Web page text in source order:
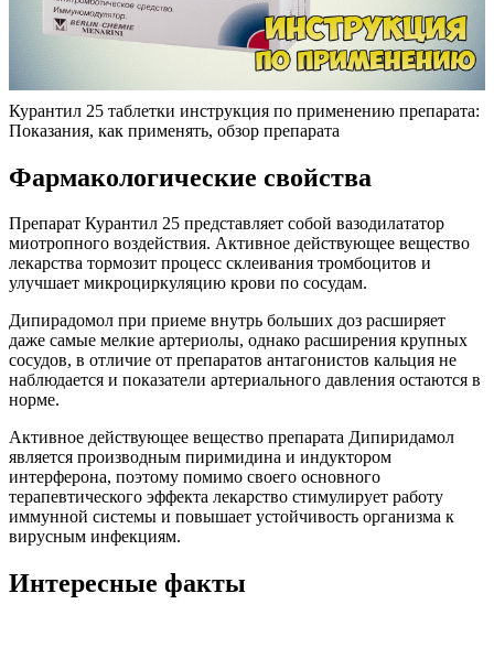
Курантил 25 таблетки инструкция по применению препарата:
Показания, как применять, обзор препарата
Фармакологические свойства
Препарат Курантил 25 представляет собой вазодилататор
миотропного воздействия. Активное действующее вещество
лекарства тормозит процесс склеивания тромбоцитов и
улучшает микроциркуляцию крови по сосудам.
Дипирадомол при приеме внутрь больших доз расширяет
даже самые мелкие артериолы, однако расширения крупных
сосудов, в отличие от препаратов антагонистов кальция не
наблюдается и показатели артериального давления остаются в
норме.
Активное действующее вещество препарата Дипиридамол
является производным пиримидина и индуктором
интерферона, поэтому помимо своего основного
терапевтического эффекта лекарство стимулирует работу
иммунной системы и повышает устойчивость организма к
вирусным инфекциям.
Интересные факты